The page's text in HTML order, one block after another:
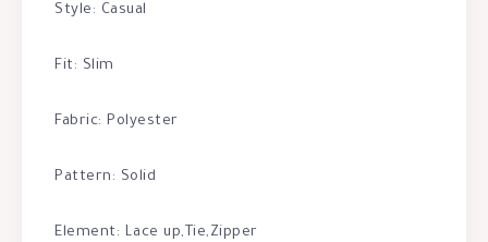
Style: Casual
Fit: Slim
Fabric: Polyester
Pattern: Solid
Element: Lace up,Tie,Zipper